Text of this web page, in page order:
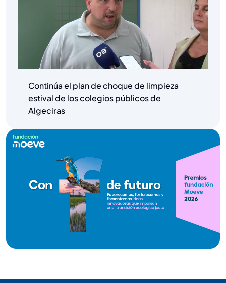
Continúa el plan de choque de limpieza
estival de los colegios públicos de
Algeciras